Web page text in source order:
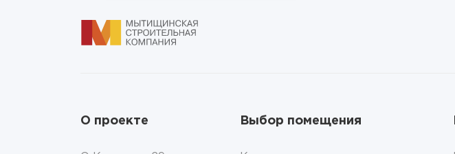
О проекте Выбор помещения